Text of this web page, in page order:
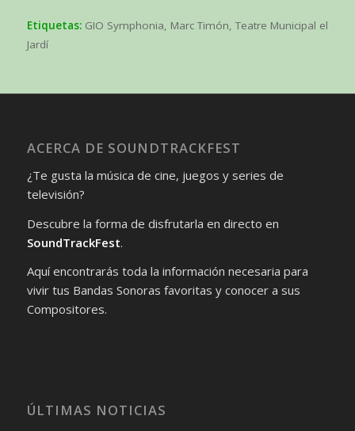
Etiquetas: GIO Symphonia, Marc Timón, Teatre Municipal el
Jardí
ACERCA DE SOUNDTRACKFEST
¿Te gusta la música de cine, juegos y series de
televisión?
Descubre la forma de disfrutarla en directo en
SoundTrackFest.
Aquí encontrarás toda la información necesaria para
vivir tus Bandas Sonoras favoritas y conocer a sus
Compositores.
ÚLTIMAS NOTICIAS